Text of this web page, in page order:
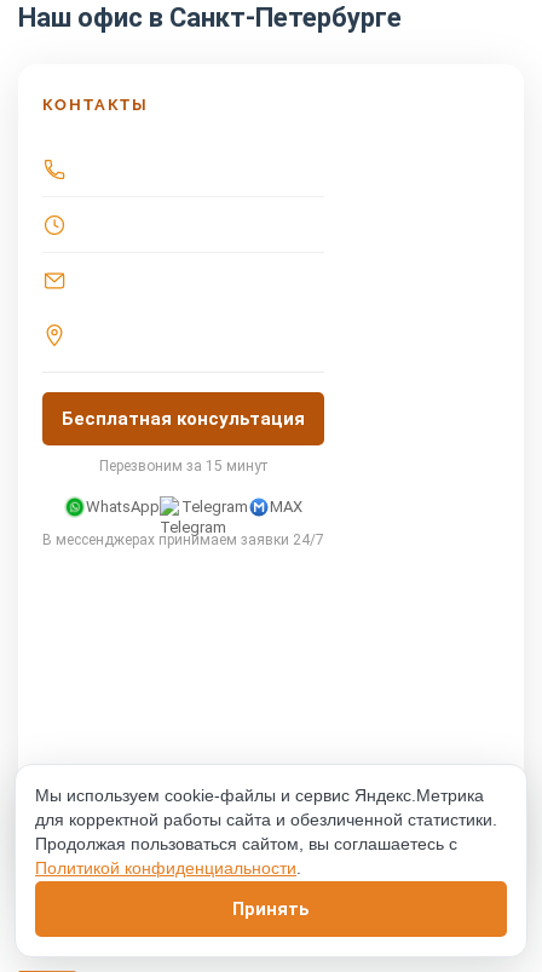
Наш офис в Санкт-Петербурге
КОНТАКТЫ
Бесплатная консультация
Перезвоним за 15 минут
WhatsApp Telegram MAX
В мессенджерах принимаем заявки 24/7
Мы используем cookie-файлы и сервис Яндекс.Метрика
для корректной работы сайта и обезличенной статистики.
Продолжая пользоваться сайтом, вы соглашаетесь с
Политикой конфиденциальности.
Принять